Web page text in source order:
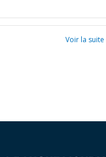
Voir la suite